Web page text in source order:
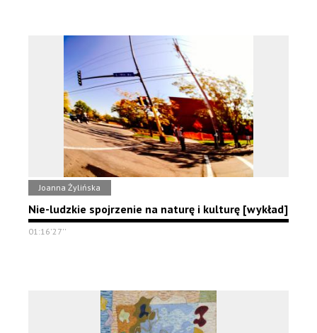
Joanna Żylińska
Nie-ludzkie spojrzenie na naturę i kulturę [wykład]
01:16'27''